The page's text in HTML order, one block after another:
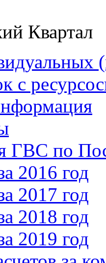
Квартал
с
ГВС по
2016 год
2017 год
2018 год
2019 год